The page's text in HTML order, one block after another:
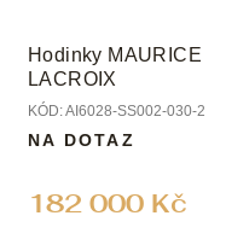
Hodinky MAURICE
LACROIX
KÓD:AI6028-SS002-030-2
182 000 Kč
NA DOTAZ